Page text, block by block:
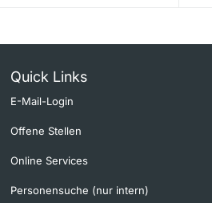
Quick Links
E-Mail-Login
Offene Stellen
Online Services
Personensuche (nur intern)